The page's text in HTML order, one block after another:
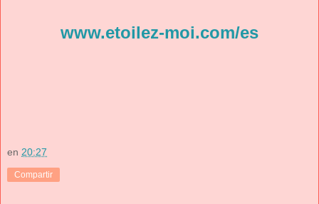
www.etoilez-moi.com/es
en 20:27
Compartir